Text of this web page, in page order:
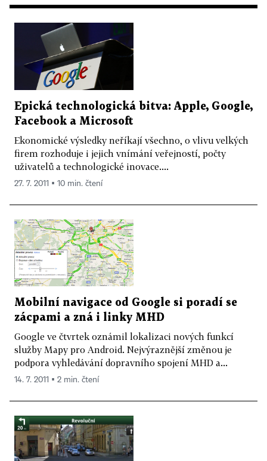
Epická technologická bitva: Apple, Google,
Facebook a Microsoft
Ekonomické výsledky neříkají všechno, o vlivu velkých
firem rozhoduje i jejich vnímání veřejností, počty
uživatelů a technologické inovace....
27. 7. 2011 ▪ 10 min. čtení
Mobilní navigace od Google si poradí se
zácpami a zná i linky MHD
Google ve čtvrtek oznámil lokalizaci nových funkcí
služby Mapy pro Android. Nejvýraznější změnou je
podpora vyhledávání dopravního spojení MHD a...
14. 7. 2011 ▪ 2 min. čtení